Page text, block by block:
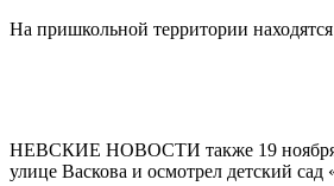
На пришкольной территории
НЕВСКИЕ НОВОСТИ также 19 ноября
улице Васкова и осмотрел детский сад